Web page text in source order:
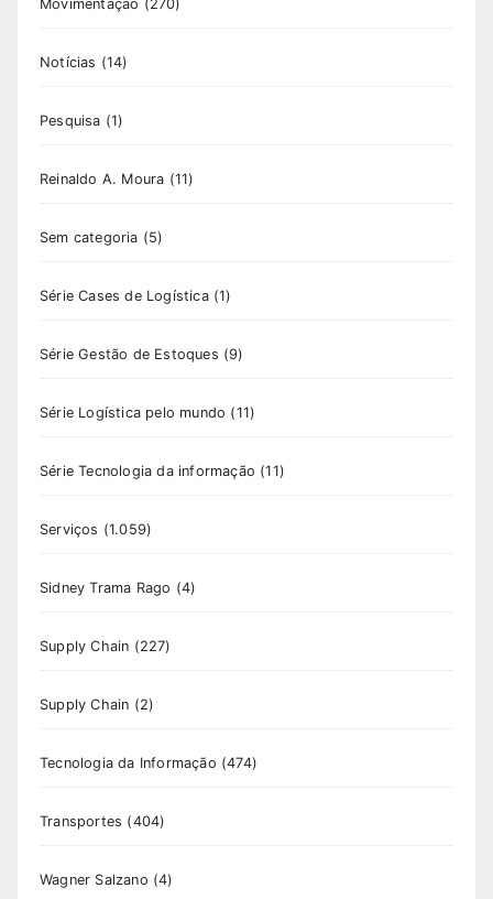
Movimentação (270)
Notícias (14)
Pesquisa (1)
Reinaldo A. Moura (11)
Sem categoria (5)
Série Cases de Logística(1)
Série Gestão de Estoques (9)
Série Logística pelo mundo (11)
Série Tecnologia da informação (11)
Serviços (1.059)
Sidney Trama Rago (4)
Supply Chain (227)
Supply Chain (2)
Tecnologia da Informação (474)
Transportes (404)
Wagner Salzano (4)